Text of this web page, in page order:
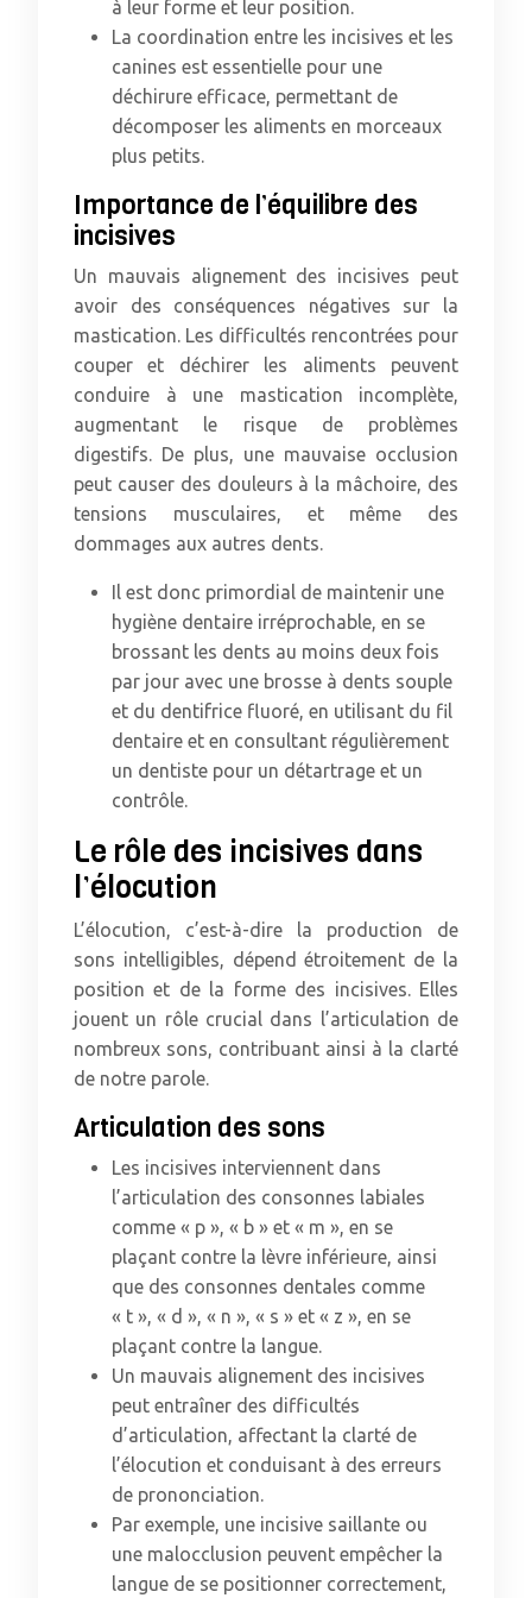
à leur forme et leur position.
La coordination entre les incisives et les
canines est essentielle pour une
déchirure efficace, permettant de
décomposer les aliments en morceaux
plus petits.
Importance de l’équilibre des
incisives
Un mauvais alignement des incisives peut
avoir des conséquences négatives sur la
mastication. Les difficultés rencontrées pour
couper et déchirer les aliments peuvent
conduire à une mastication incomplète,
augmentant le risque de problèmes
digestifs. De plus, une mauvaise occlusion
peut causer des douleurs à la mâchoire, des
tensions musculaires, et même des
dommages aux autres dents.
Il est donc primordial de maintenir une
hygiène dentaire irréprochable, en se
brossant les dents au moins deux fois
par jour avec une brosse à dents souple
et du dentifrice fluoré, en utilisant du fil
dentaire et en consultant régulièrement
un dentiste pour un détartrage et un
contrôle.
Le rôle des incisives dans
l’élocution
L’élocution, c’est-à-dire la production de
sons intelligibles, dépend étroitement de la
position et de la forme des incisives. Elles
jouent un rôle crucial dans l’articulation de
nombreux sons, contribuant ainsi à la clarté
de notre parole.
Articulation des sons
Les incisives interviennent dans
l’articulation des consonnes labiales
comme « p », « b » et « m », en se
plaçant contre la lèvre inférieure, ainsi
que des consonnes dentales comme
« t », « d », « n », « s » et « z », en se
plaçant contre la langue.
Un mauvais alignement des incisives
peut entraîner des difficultés
d’articulation, affectant la clarté de
l’élocution et conduisant à des erreurs
de prononciation.
Par exemple, une incisive saillante ou
une malocclusion peuvent empêcher la
langue de se positionner correctement,